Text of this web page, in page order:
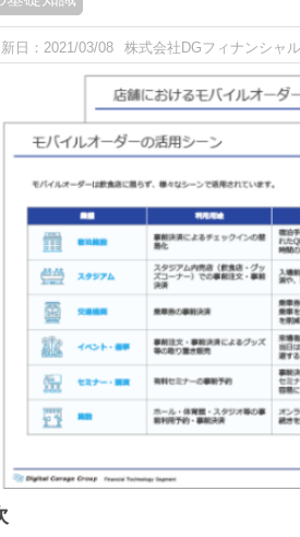
日： 2021/03/08 株式会社DGフィナンシャ